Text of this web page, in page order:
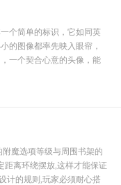
个简单的标识，它如同英
的图像都率先映入眼帘，
一个契合心意的头像，能
魔选项等级与周围书架的
距离环绕摆放,这样才能保证
计的规则,玩家必须耐心搭